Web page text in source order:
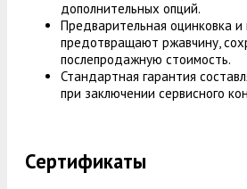
дополнительных опций.
Предварительная оцинковка и
предотвращают ржавчину,
послепродажную стоимость.
Стандартная гарантия
при заключении сервисного
Сертификаты